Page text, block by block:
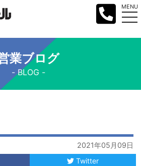
MENU
業ブログ
BLOG
2021年05月09日
Twitter